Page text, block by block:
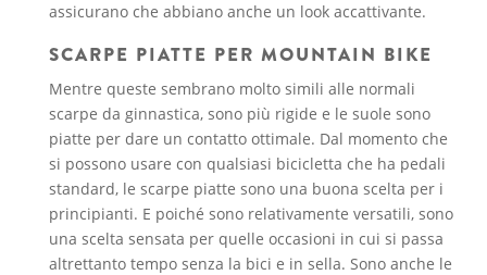
assicurano che abbiano anche un look accattivante.
SCARPE PIATTE PER MOUNTAIN BIKE
Mentre queste sembrano molto simili alle normali
scarpe da ginnastica, sono più rigide e le suole sono
piatte per dare un contatto ottimale. Dal momento che
si possono usare con qualsiasi bicicletta che ha pedali
standard, le scarpe piatte sono una buona scelta per i
principianti. E poiché sono relativamente versatili, sono
una scelta sensata per quelle occasioni in cui si passa
altrettanto tempo senza la bici e in sella. Sono anche le